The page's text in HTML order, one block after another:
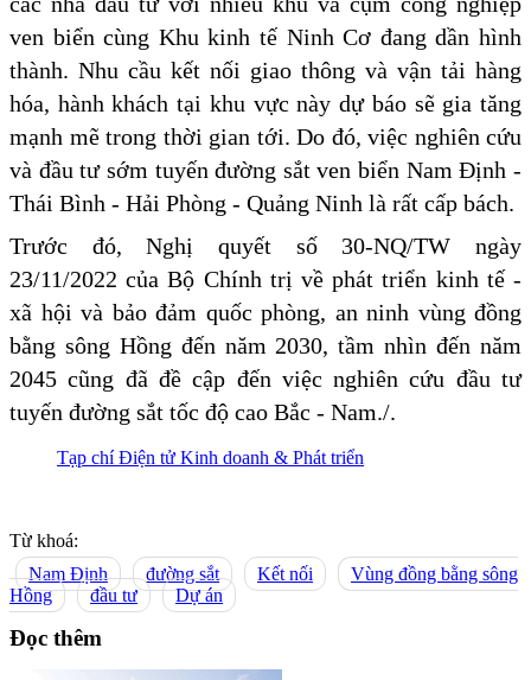
ven biển cùng Khu kinh tế Ninh Cơ đang dần hình
thành. Nhu cầu kết nối giao thông và vận tải hàng
hóa, hành khách tại khu vực này dự báo sẽ gia tăng
mạnh mẽ trong thời gian tới. Do đó, việc nghiên cứu
và đầu tư sớm tuyến đường sắt ven biển Nam Định -
Thái Bình - Hải Phòng - Quảng Ninh là rất cấp bách.
Trước đó, Nghị quyết số 30-NQ/TW ngày
23/11/2022 của Bộ Chính trị về phát triển kinh tế -
xã hội và bảo đảm quốc phòng, an ninh vùng đồng
bằng sông Hồng đến năm 2030, tầm nhìn đến năm
2045 cũng đã đề cập đến việc nghiên cứu đầu tư
tuyến đường sắt tốc độ cao Bắc - Nam./.
Tạp chí Điện tử Kinh doanh & Phát triển
Từ khoá:
Nam Định
đường sắt Kết nối
Vùng đồng bằng sông
Hồng
đầu tư Dự án
Đọc thêm